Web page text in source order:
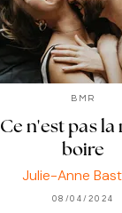
BMR
Ce n'est pas la
boire
Julie-Anne
08/04/2024